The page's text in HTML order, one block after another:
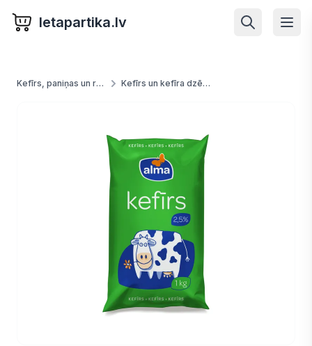
letapartika.lv
Kefīrs, paniņas un rūgušpiens Kefīrs un kefīra dzērieni